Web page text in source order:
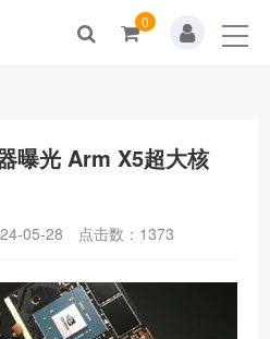
新闻动态
解决方案
技术支持
0
曝光 Arm X5超大核
05-28 点击数： 1373